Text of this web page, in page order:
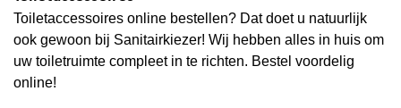
Toiletaccessoires online bestellen? Dat doet u natuurlijk
ook gewoon bij Sanitairkiezer! Wij hebben alles in huis om
uw toiletruimte compleet in te richten. Bestel voordelig
online!